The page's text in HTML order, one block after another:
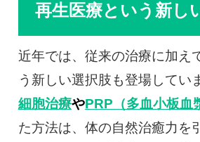
再生医療という新し
近年では、従来の治療に加え
う新しい選択肢も登場してい
細胞治療やPRP（多血小板血
た方法は、体の自然治癒力を